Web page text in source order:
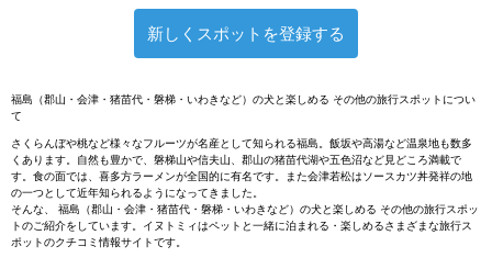
新しくスポットを登録する
福島（郡山・会津・猪苗代・磐梯・いわきなど）の犬と楽しめる その他の旅行スポットについ
て
さくらんぼや桃など様々なフルーツが名産として知られる福島。飯坂や高湯など温泉地も数多
くあります。自然も豊かで、磐梯山や信夫山、郡山の猪苗代湖や五色沼など見どころ満載で
す。食の面では、喜多方ラーメンが全国的に有名です。また会津若松はソースカツ丼発祥の地
の一つとして近年知られるようになってきました。
そんな、 福島（郡山・会津・猪苗代・磐梯・いわきなど）の犬と楽しめる その他の旅行スポッ
トのご紹介をしています。イヌトミィはペットと一緒に泊まれる・楽しめるさまざまな旅行ス
ポットのクチコミ情報サイトです。